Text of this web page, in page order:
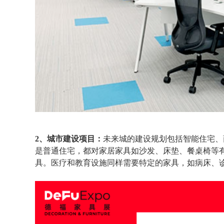
2、城市建设项目： 未来城的建设规划包括智能住宅
是普通住宅，都对家居家具如沙发、床垫、餐桌椅
具。医疗和教育设施同样需要特定的家具，如病床、